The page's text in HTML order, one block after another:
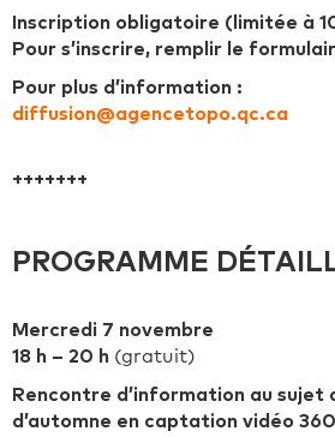
Inscription obligatoire (limitée à
Pour s’inscrire, remplir le
Pour plus d’information :
diffusion@agencetopo.qc.ca
+++++++
PROGRAMME
Mercredi 7 novembre
18 h – 20 h (gratuit)
Rencontre d’information au sujet
d’automne en captation vidéo